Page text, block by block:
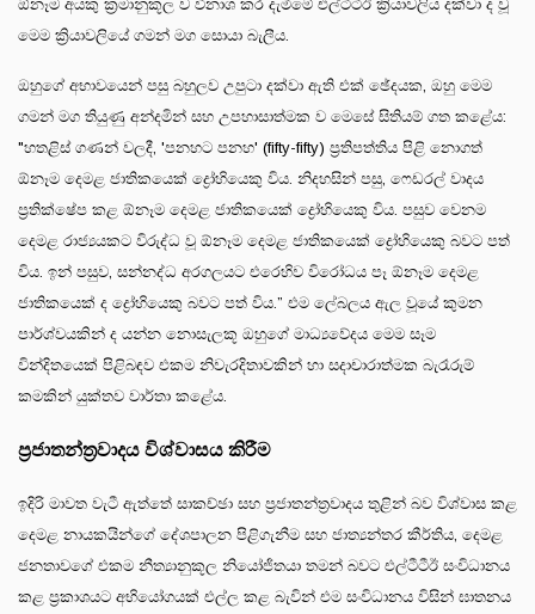
ඕනෑම අයකු ක්‍රමානුකූල ව විනාශ කර දැමීමේ එල්ටීටීඊ ක්‍රියාවලිය දක්වා ද වූ
මෙම ක්‍රියාවලියේ ගමන් මග සොයා බැලීය.
ඔහුගේ අභාවයෙන් පසු බහුලව උපුටා දක්වා ඇති එක් ඡේදයක, ඔහු මෙම
ගමන් මග තියුණු අන්දමින් සහ උපහාසාත්මක ව මෙසේ සිතියම් ගත කළේය:
"හතළිස් ගණන් වලදී, 'පනහට පනහ' (fifty-fifty) ප්‍රතිපත්තිය පිළි නොගත්
ඕනෑම දෙමළ ජාතිකයෙක් ද්‍රෝහියෙකු විය. නිදහසින් පසු, ෆෙඩරල් වාදය
ප්‍රතික්ෂේප කළ ඕනෑම දෙමළ ජාතිකයෙක් ද්‍රෝහියෙකු විය. පසුව වෙනම
දෙමළ රාජ්‍යයකට විරුද්ධ වූ ඕනෑම දෙමළ ජාතිකයෙක් ද්‍රෝහියෙකු බවට පත්
විය. ඉන් පසුව, සන්නද්ධ අරගලයට එරෙහිව විරෝධය පෑ ඕනෑම දෙමළ
ජාතිකයෙක් ද ද්‍රෝහියෙකු බවට පත් විය.” එම ලේබලය ඇල වූයේ කුමන
පාර්ශ්වයකින් ද යන්න නොසැලකූ ඔහුගේ මාධ්‍යවේදය මෙම සෑම
වින්දිතයෙක් පිළිබඳව එකම නිවැරදිතාවකින් හා සදාචාරාත්මක බැරෑරුම්
කමකින් යුක්තව වාර්තා කළේය.
ප්‍රජාතන්ත්‍රවාදය විශ්වාසය කිරීම
ඉදිරි මාවත වැටී ඇත්තේ සාකච්ඡා සහ ප්‍රජාතන්ත්‍රවාදය තුළින් බව විශ්වාස කළ
දෙමළ නායකයින්ගේ දේශපාලන පිළිගැනීම සහ ජාත්‍යන්තර කීර්තිය, දෙමළ
ජනතාවගේ එකම නීත්‍යානුකූල නියෝජිතයා තමන් බවට එල්ටීටීඊ සංවිධානය
කළ ප්‍රකාශයට අභියෝගයක් එල්ල කළ බැවින් එම සංවිධානය විසින් ඝාතනය